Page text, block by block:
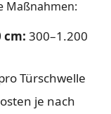
Maßnahmen:
cm: 300–1.200
Türschwelle
je nach